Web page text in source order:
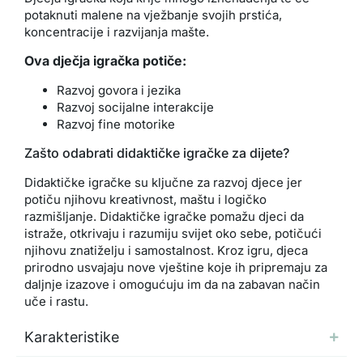
potaknuti malene na vježbanje svojih prstića,
koncentracije i razvijanja mašte.
Ova dječja igračka potiče:
Razvoj govora i jezika
Razvoj socijalne interakcije
Razvoj fine motorike
Zašto odabrati didaktičke igračke za dijete?
Didaktičke igračke su ključne za razvoj djece jer
potiču njihovu kreativnost, maštu i logičko
razmišljanje. Didaktičke igračke pomažu djeci da
istraže, otkrivaju i razumiju svijet oko sebe, potičući
njihovu znatiželju i samostalnost. Kroz igru, djeca
prirodno usvajaju nove vještine koje ih pripremaju za
daljnje izazove i omogućuju im da na zabavan način
uče i rastu.
Karakteristike